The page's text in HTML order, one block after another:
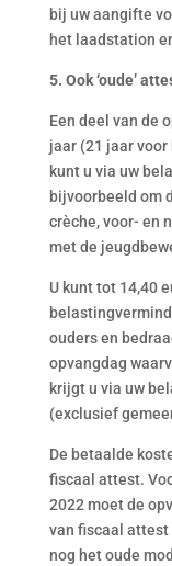
bij uw aangifte
het laadstation
5. Ook ‘oude’
Een deel van de
jaar (21 jaar
kunt u via uw
bijvoorbeeld om
crèche, voor- en
met de
U kunt tot 14,40
ouders en
opvangdag
krijgt u via uw
(exclusief
De betaalde
fiscaal attest.
2022 moet de
van fiscaal
nog het oude